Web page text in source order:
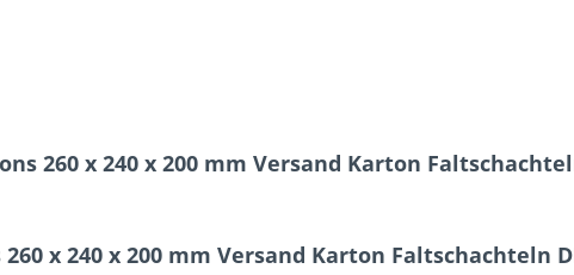
260 x 240 x 200 mm Versand Karton
x 240 x 200 mm Versand Karton Faltschachteln